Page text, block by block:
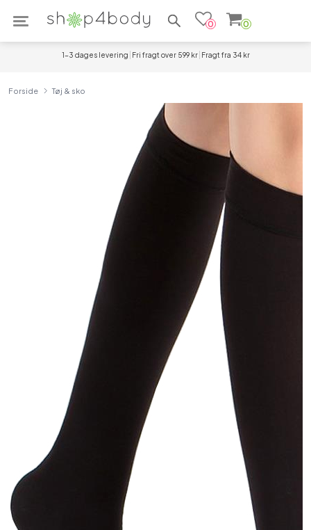
Søg efter produkter
0 0
1-3 dages levering Fri fragt over 599 kr Fragt fra 34 kr
Forside Tøj & sko